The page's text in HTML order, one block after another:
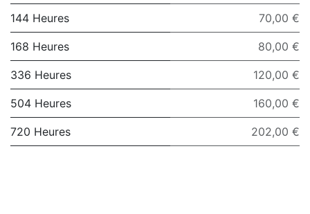
144 Heures 70,00 €
168 Heures 80,00 €
336 Heures 120,00 €
504 Heures 160,00 €
720 Heures 202,00 €